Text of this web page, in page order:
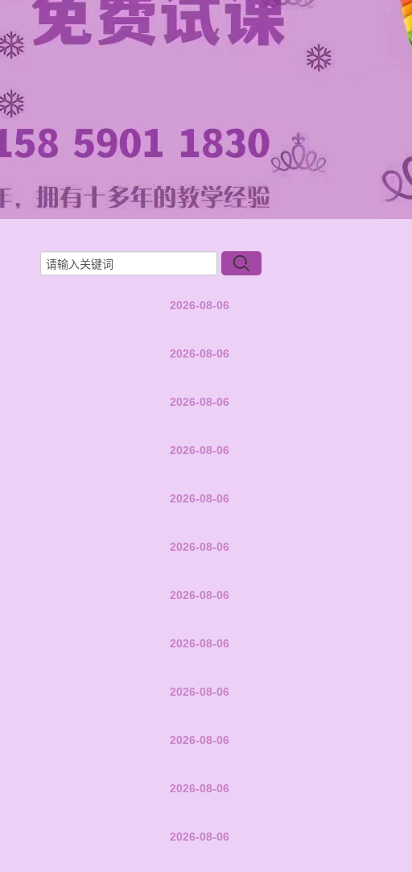
2026-08-06
2026-08-06
2026-08-06
2026-08-06
2026-08-06
2026-08-06
2026-08-06
2026-08-06
2026-08-06
2026-08-06
2026-08-06
2026-08-06